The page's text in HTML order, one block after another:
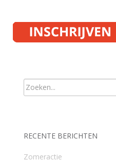
RECENTE BERICHTEN
Zomeractie